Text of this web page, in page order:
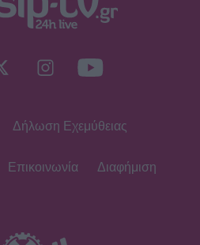
Δήλωση Εχεμύθειας
Επικοινωνία Διαφήμιση